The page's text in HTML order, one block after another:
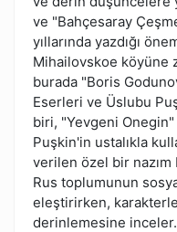
ve "Bahçesaray
yıllarında yazdığı
Mihailovskoe köyüne
burada "Boris
Eserleri ve Üslubu
biri, "Yevgeni
Puşkin'in ustalıkla
verilen özel bir nazım
Rus toplumunun
eleştirirken,
derinlemesine inceler.